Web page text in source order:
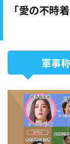
「愛の不時
軍事